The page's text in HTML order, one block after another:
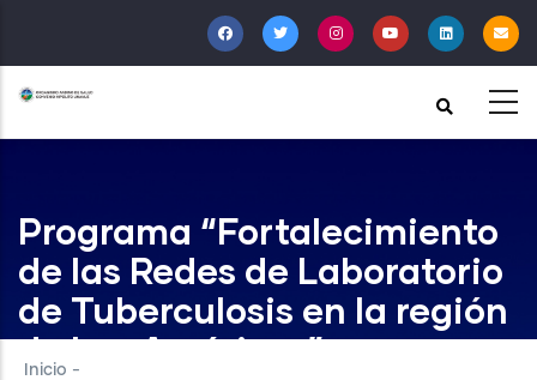
al
contenido
principal
Programa “Fortalecimiento
de las Redes de Laboratorio
de Tuberculosis en la región
de Las Américas”
Inicio -